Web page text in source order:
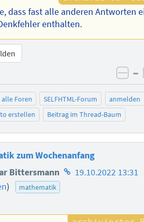
dass fast alle anderen Antworten
enthalten.
–
alle Foren SELFHTML-Forum
anmelden
erstellen
Beitrag im Thread-Baum
zum Wochenanfang
Bittersmann Homepage
19.10.2022 13:31
) mathematik